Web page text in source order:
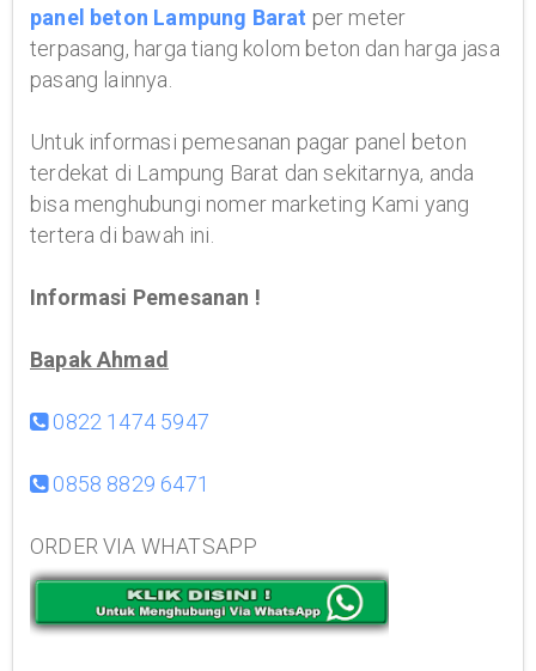
panel beton Lampung Barat per meter
terpasang, harga tiang kolom beton dan harga jasa
pasang lainnya.
Untuk informasi pemesanan pagar panel beton
terdekat di Lampung Barat dan sekitarnya, anda
bisa menghubungi nomer marketing Kami yang
tertera di bawah ini.
Informasi Pemesanan !
Bapak Ahmad
0822 1474 5947
0858 8829 6471
ORDER VIA WHATSAPP